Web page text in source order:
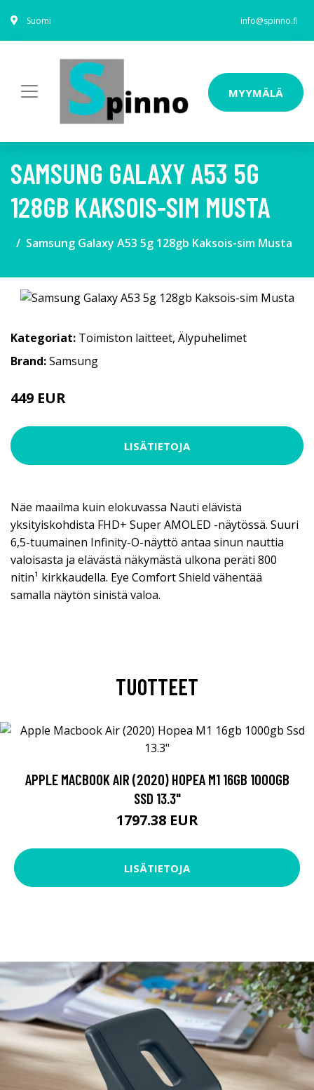
Suomi info@spinno.fi
MYYMÄLÄ
SAMSUNG GALAXY A53 5G
128GB KAKSOIS-SIM MUSTA
Samsung Galaxy A53 5g 128gb Kaksois-sim Musta
Kategoriat: Toimiston laitteet, Älypuhelimet
Brand:Samsung
449 EUR
LISÄTIETOJA
Näe maailma kuin elokuvassa Nauti elävistä
yksityiskohdista FHD+ Super AMOLED -näytössä. Suuri
6,5-tuumainen Infinity-O-näyttö antaa sinun nauttia
valoisasta ja elävästä näkymästä ulkona peräti 800
nitin¹ kirkkaudella. Eye Comfort Shield vähentää
samalla näytön sinistä valoa.
TUOTTEET
APPLE MACBOOK AIR (2020) HOPEA M1 16GB 1000GB
SSD 13.3"
1797.38 EUR
LISÄTIETOJA